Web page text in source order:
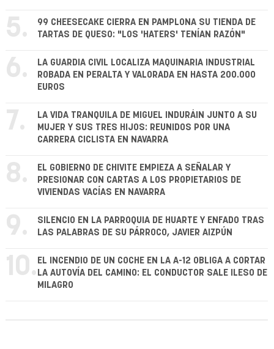
5.
99 CHEESECAKE CIERRA EN PAMPLONA SU TIENDA DE
TARTAS DE QUESO: "LOS 'HATERS' TENÍAN RAZÓN"
6.
LA GUARDIA CIVIL LOCALIZA MAQUINARIA INDUSTRIAL
ROBADA EN PERALTA Y VALORADA EN HASTA 200.000
EUROS
7.
LA VIDA TRANQUILA DE MIGUEL INDURÁIN JUNTO A SU
MUJER Y SUS TRES HIJOS: REUNIDOS POR UNA
CARRERA CICLISTA EN NAVARRA
8.
EL GOBIERNO DE CHIVITE EMPIEZA A SEÑALAR Y
PRESIONAR CON CARTAS A LOS PROPIETARIOS DE
VIVIENDAS VACÍAS EN NAVARRA
9.
SILENCIO EN LA PARROQUIA DE HUARTE Y ENFADO TRAS
LAS PALABRAS DE SU PÁRROCO, JAVIER AIZPÚN
10. EL INCENDIO DE UN COCHE EN LA A-12 OBLIGA A CORTAR
LA AUTOVÍA DEL CAMINO: EL CONDUCTOR SALE ILESO DE
MILAGRO